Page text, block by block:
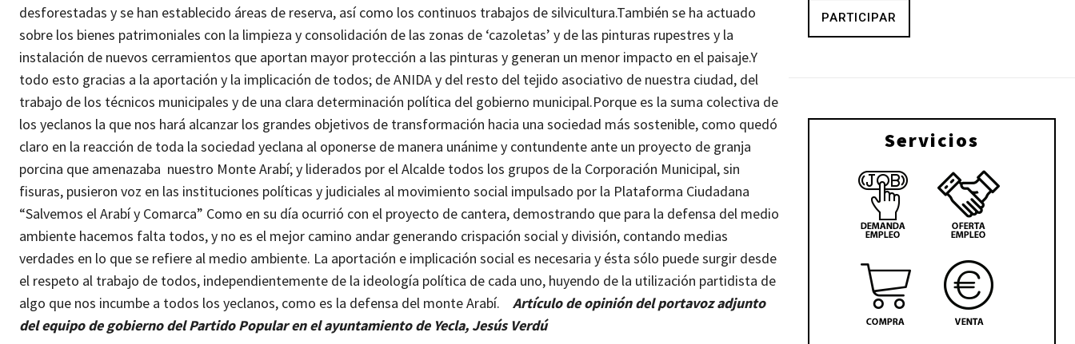
desforestadas y se han establecido áreas de reserva, así como los continuos trabajos de silvicultura.También se ha actuado
sobre los bienes patrimoniales con la limpieza y consolidación de las zonas de ‘cazoletas’ y de las pinturas rupestres y la
instalación de nuevos cerramientos que aportan mayor protección a las pinturas y generan un menor impacto en el paisaje.Y
todo esto gracias a la aportación y la implicación de todos; de ANIDA y del resto del tejido asociativo de nuestra ciudad, del
trabajo de los técnicos municipales y de una clara determinación política del gobierno municipal.Porque es la suma colectiva de
los yeclanos la que nos hará alcanzar los grandes objetivos de transformación hacia una sociedad más sostenible, como quedó
claro en la reacción de toda la sociedad yeclana al oponerse de manera unánime y contundente ante un proyecto de granja
porcina que amenazaba nuestro Monte Arabí; y liderados por el Alcalde todos los grupos de la Corporación Municipal, sin
fisuras, pusieron voz en las instituciones políticas y judiciales al movimiento social impulsado por la Plataforma Ciudadana
“Salvemos el Arabí y Comarca” Como en su día ocurrió con el proyecto de cantera, demostrando que para la defensa del medio
ambiente hacemos falta todos, y no es el mejor camino andar generando crispación social y división, contando medias
verdades en lo que se refiere al medio ambiente. La aportación e implicación social es necesaria y ésta sólo puede surgir desde
el respeto al trabajo de todos, independientemente de la ideología política de cada uno, huyendo de la utilización partidista de
algo que nos incumbe a todos los yeclanos, como es la defensa del monte Arabí. Artículo de opinión del portavoz adjunto
del equipo de gobierno del Partido Popular en el ayuntamiento de Yecla, Jesús Verdú
PARTICIPAR
Servicios